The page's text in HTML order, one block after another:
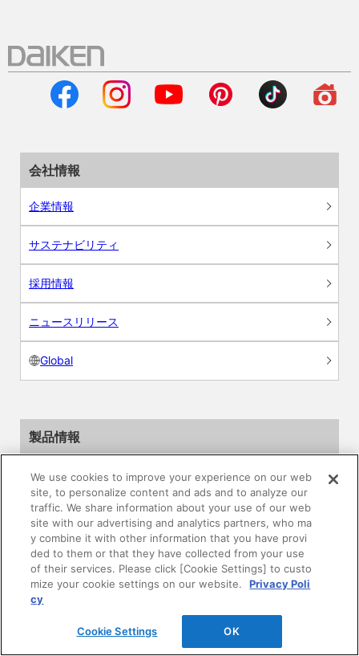
会社情報
企業情報
サステナビリティ
採用情報
ニュースリリース
Global
製品情報
素材情報
建材製品情報 総合TOP
住宅向け
公共・商業施設向け
リフォーム
We use cookies to improve your experience on our web
site, to personalize content and ads and to analyze our
traffic. We share information about your use of our web
site with our advertising and analytics partners, who ma
y combine it with other information that you have provi
ded to them or that they have collected from your use
of their services. Please click [Cookie Settings] to custo
mize your cookie settings on our website.
Privacy Poli
cy
Cookie Settings OK